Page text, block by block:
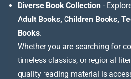
Diverse Book Collection -
Adult Books, Children Books,
Books.
Whether you are searching for
timeless classics, or regional
quality reading material is